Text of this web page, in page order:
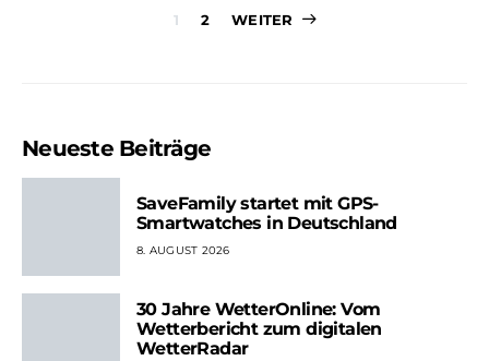
1 2 WEITER
Neueste Beiträge
SaveFamily startet mit GPS-
Smartwatches in Deutschland
8. AUGUST 2026
30 Jahre WetterOnline: Vom
Wetterbericht zum digitalen
WetterRadar